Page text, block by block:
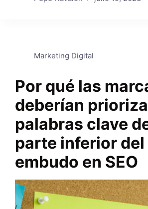
Marketing Digital
Por qué las
deberían
palabras clave
parte inferior del
embudo en SEO